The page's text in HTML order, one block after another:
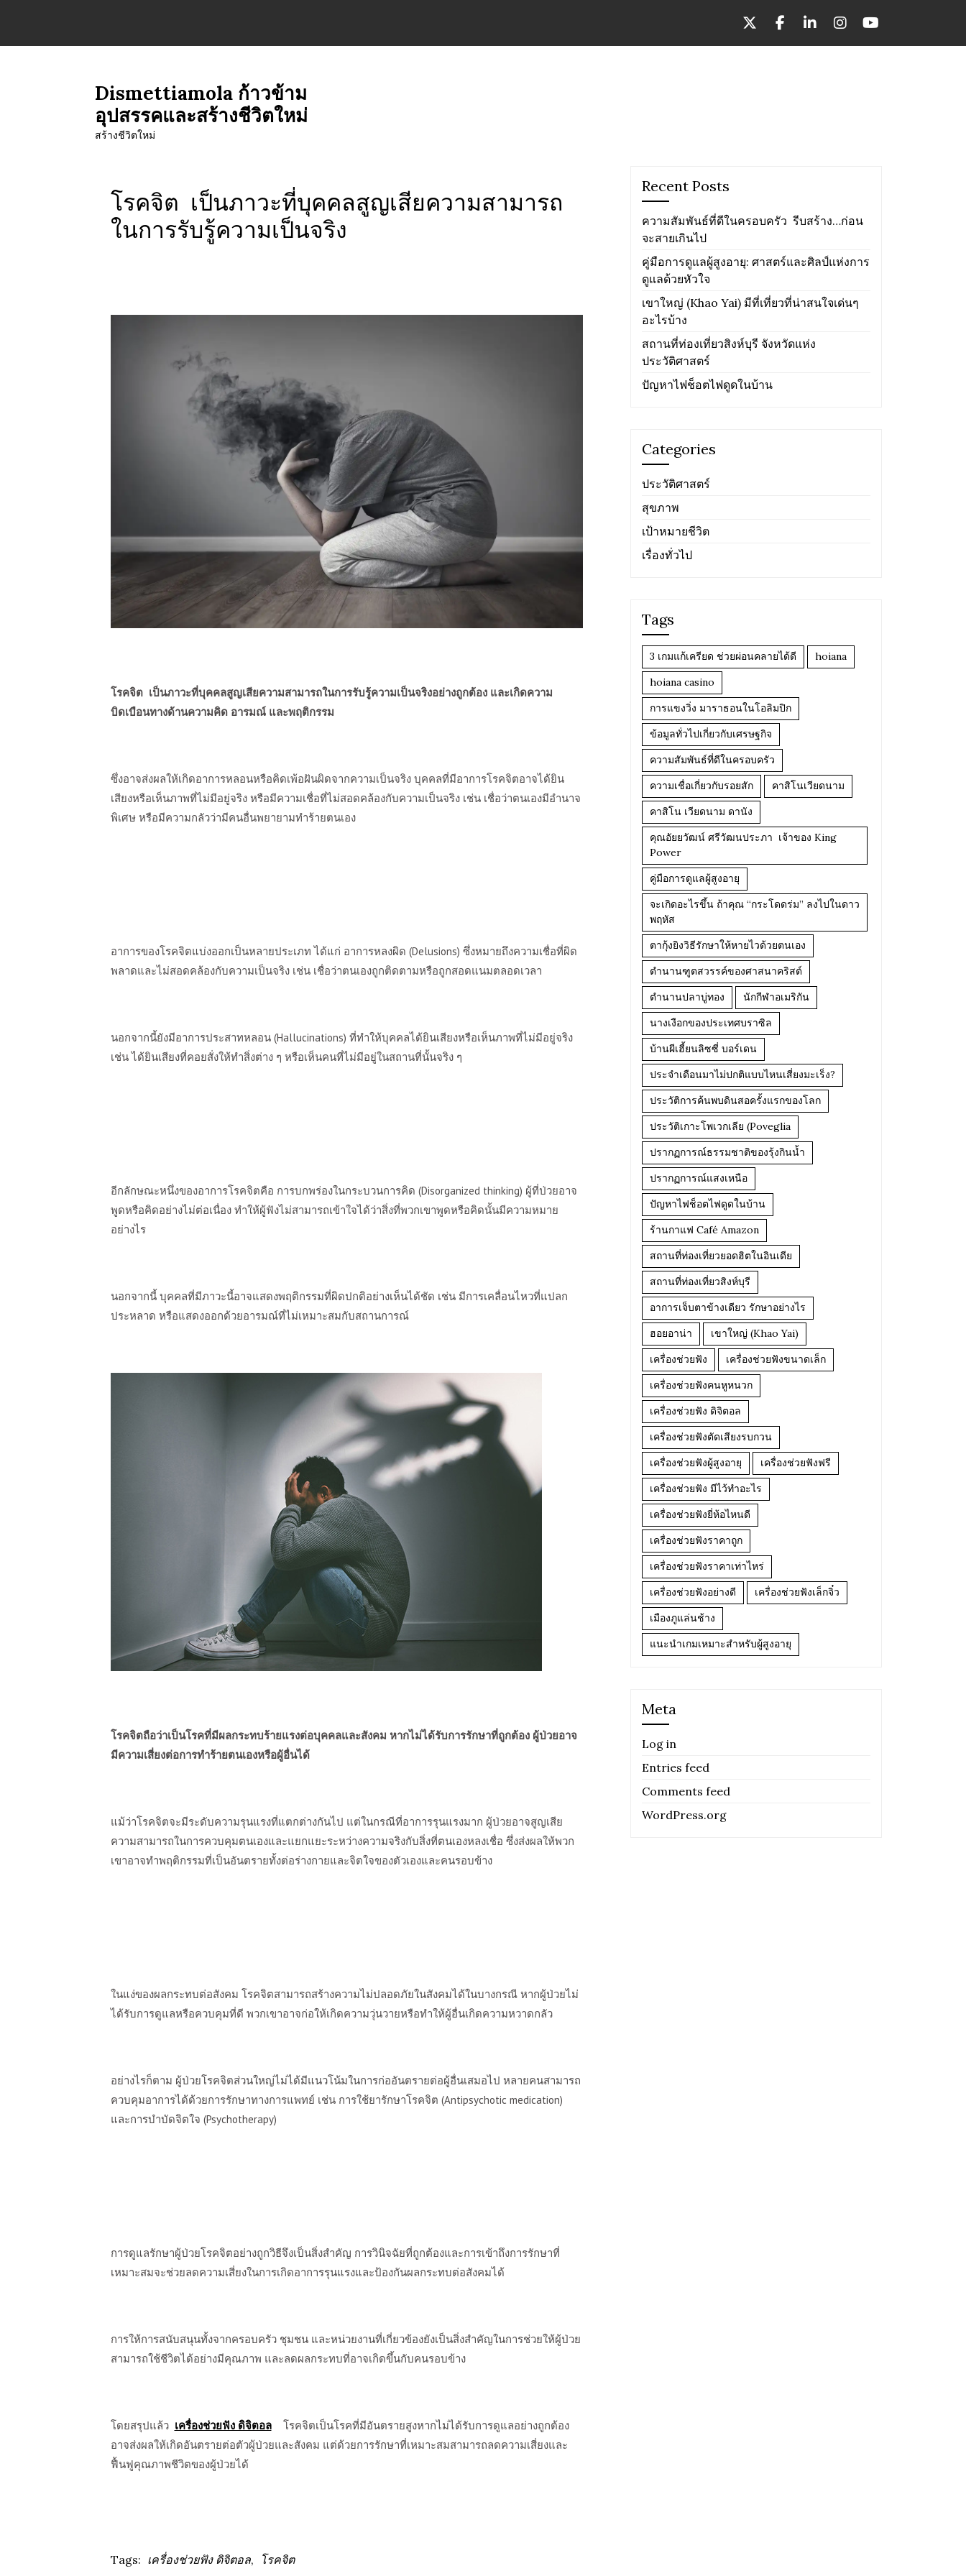
content
Dismettiamola ก้าวข้าม
อุปสรรคและสร้างชีวิตใหม่
สร้างชีวิตใหม่
โรคจิต เป็นภาวะที่บุคคลสูญเสียความสามารถ
ในการรับรู้ความเป็นจริง
โรคจิต เป็นภาวะที่บุคคลสูญเสียความสามารถในการรับรู้ความเป็นจริงอย่างถูกต้อง และเกิดความ
บิดเบือนทางด้านความคิด อารมณ์ และพฤติกรรม
ซึ่งอาจส่งผลให้เกิดอาการหลอนหรือคิดเพ้อฝันผิดจากความเป็นจริง บุคคลที่มีอาการโรคจิตอาจได้ยิน
เสียงหรือเห็นภาพที่ไม่มีอยู่จริง หรือมีความเชื่อที่ไม่สอดคล้องกับความเป็นจริง เช่น เชื่อว่าตนเองมีอำนาจ
พิเศษ หรือมีความกลัวว่ามีคนอื่นพยายามทำร้ายตนเอง
อาการของโรคจิตแบ่งออกเป็นหลายประเภท ได้แก่ อาการหลงผิด (Delusions) ซึ่งหมายถึงความเชื่อที่ผิด
พลาดและไม่สอดคล้องกับความเป็นจริง เช่น เชื่อว่าตนเองถูกติดตามหรือถูกสอดแนมตลอดเวลา
นอกจากนี้ยังมีอาการประสาทหลอน (Hallucinations) ที่ทำให้บุคคลได้ยินเสียงหรือเห็นภาพที่ไม่มีอยู่จริง
เช่น ได้ยินเสียงที่คอยสั่งให้ทำสิ่งต่าง ๆ หรือเห็นคนที่ไม่มีอยู่ในสถานที่นั้นจริง ๆ
อีกลักษณะหนึ่งของอาการโรคจิตคือ การบกพร่องในกระบวนการคิด (Disorganized thinking) ผู้ที่ป่วยอาจ
พูดหรือคิดอย่างไม่ต่อเนื่อง ทำให้ผู้ฟังไม่สามารถเข้าใจได้ว่าสิ่งที่พวกเขาพูดหรือคิดนั้นมีความหมาย
อย่างไร
นอกจากนี้ บุคคลที่มีภาวะนี้อาจแสดงพฤติกรรมที่ผิดปกติอย่างเห็นได้ชัด เช่น มีการเคลื่อนไหวที่แปลก
ประหลาด หรือแสดงออกด้วยอารมณ์ที่ไม่เหมาะสมกับสถานการณ์
โรคจิตถือว่าเป็นโรคที่มีผลกระทบร้ายแรงต่อบุคคลและสังคม หากไม่ได้รับการรักษาที่ถูกต้อง ผู้ป่วยอาจ
มีความเสี่ยงต่อการทำร้ายตนเองหรือผู้อื่นได้
แม้ว่าโรคจิตจะมีระดับความรุนแรงที่แตกต่างกันไป แต่ในกรณีที่อาการรุนแรงมาก ผู้ป่วยอาจสูญเสีย
ความสามารถในการควบคุมตนเองและแยกแยะระหว่างความจริงกับสิ่งที่ตนเองหลงเชื่อ ซึ่งส่งผลให้พวก
เขาอาจทำพฤติกรรมที่เป็นอันตรายทั้งต่อร่างกายและจิตใจของตัวเองและคนรอบข้าง
ในแง่ของผลกระทบต่อสังคม โรคจิตสามารถสร้างความไม่ปลอดภัยในสังคมได้ในบางกรณี หากผู้ป่วยไม่
ได้รับการดูแลหรือควบคุมที่ดี พวกเขาอาจก่อให้เกิดความวุ่นวายหรือทำให้ผู้อื่นเกิดความหวาดกลัว
อย่างไรก็ตาม ผู้ป่วยโรคจิตส่วนใหญ่ไม่ได้มีแนวโน้มในการก่ออันตรายต่อผู้อื่นเสมอไป หลายคนสามารถ
ควบคุมอาการได้ด้วยการรักษาทางการแพทย์ เช่น การใช้ยารักษาโรคจิต (Antipsychotic medication)
และการบำบัดจิตใจ (Psychotherapy)
การดูแลรักษาผู้ป่วยโรคจิตอย่างถูกวิธีจึงเป็นสิ่งสำคัญ การวินิจฉัยที่ถูกต้องและการเข้าถึงการรักษาที่
เหมาะสมจะช่วยลดความเสี่ยงในการเกิดอาการรุนแรงและป้องกันผลกระทบต่อสังคมได้
การให้การสนับสนุนทั้งจากครอบครัว ชุมชน และหน่วยงานที่เกี่ยวข้องยังเป็นสิ่งสำคัญในการช่วยให้ผู้ป่วย
สามารถใช้ชีวิตได้อย่างมีคุณภาพ และลดผลกระทบที่อาจเกิดขึ้นกับคนรอบข้าง
โดยสรุปแล้ว เครื่องช่วยฟัง ดิจิตอลโรคจิตเป็นโรคที่มีอันตรายสูงหากไม่ได้รับการดูแลอย่างถูกต้อง
อาจส่งผลให้เกิดอันตรายต่อตัวผู้ป่วยและสังคม แต่ด้วยการรักษาที่เหมาะสมสามารถลดความเสี่ยงและ
ฟื้นฟูคุณภาพชีวิตของผู้ป่วยได้
Tags: เครื่องช่วยฟัง ดิจิตอล, โรคจิต
Recent Posts
ความสัมพันธ์ที่ดีในครอบครัว รีบสร้าง…ก่อน
จะสายเกินไป
คู่มือการดูแลผู้สูงอายุ: ศาสตร์และศิลป์แห่งการ
ดูแลด้วยหัวใจ
เขาใหญ่ (Khao Yai) มีที่เที่ยวที่น่าสนใจเด่นๆ
อะไรบ้าง
สถานที่ท่องเที่ยวสิงห์บุรี จังหวัดแห่ง
ประวัติศาสตร์
ปัญหาไฟช็อตไฟดูดในบ้าน
Categories
ประวัติศาสตร์
สุขภาพ
เป้าหมายชีวิต
เรื่องทั่วไป
Tags
3 เกมแก้เครียด ช่วยผ่อนคลายได้ดี
hoiana
hoiana casino
การแขงวิ่ง มาราธอนในโอลิมปิก
ข้อมูลทั่วไปเกี่ยวกับเศรษฐกิจ
ความสัมพันธ์ที่ดีในครอบครัว
ความเชื่อเกี่ยวกับรอยสัก
คาสิโนเวียดนาม
คาสิโน เวียดนาม ดานัง
คุณอัยยวัฒน์ ศรีวัฒนประภา เจ้าของ King
Power
คู่มือการดูแลผู้สูงอายุ
จะเกิดอะไรขึ้น ถ้าคุณ “กระโดดร่ม” ลงไปในดาว
พฤหัส
ตากุ้งยิงวิธีรักษาให้หายไวด้วยตนเอง
ตำนานฑูตสวรรค์ของศาสนาคริสต์
ตำนานปลาบู่ทอง
นักกีฬาอเมริกัน
นางเงือกของประเทศบราซิล
บ้านผีเฮี้ยนลิซซี่ บอร์เดน
ประจำเดือนมาไม่ปกติแบบไหนเสี่ยงมะเร็ง?
ประวัติการค้นพบดินสอครั้งแรกของโลก
ประวัติเกาะโพเวกเลีย (Poveglia
ปรากฏการณ์ธรรมชาติของรุ้งกินน้ำ
ปรากฏการณ์แสงเหนือ
ปัญหาไฟช็อตไฟดูดในบ้าน
ร้านกาแฟ Café Amazon
สถานที่ท่องเที่ยวยอดฮิตในอินเดีย
สถานที่ท่องเที่ยวสิงห์บุรี
อาการเจ็บตาข้างเดียว รักษาอย่างไร
ฮอยอาน่า
เขาใหญ่ (Khao Yai)
เครื่องช่วยฟัง
เครื่องช่วยฟังขนาดเล็ก
เครื่องช่วยฟังคนหูหนวก
เครื่องช่วยฟัง ดิจิตอล
เครื่องช่วยฟังตัดเสียงรบกวน
เครื่องช่วยฟังผู้สูงอายุ
เครื่องช่วยฟังฟรี
เครื่องช่วยฟัง มีไว้ทำอะไร
เครื่องช่วยฟังยี่ห้อไหนดี
เครื่องช่วยฟังราคาถูก
เครื่องช่วยฟังราคาเท่าไหร่
เครื่องช่วยฟังอย่างดี
เครื่องช่วยฟังเล็กจิ๋ว
เมืองภูแล่นช้าง
แนะนำเกมเหมาะสำหรับผู้สูงอายุ
Meta
Log in
Entries feed
Comments feed
WordPress.org